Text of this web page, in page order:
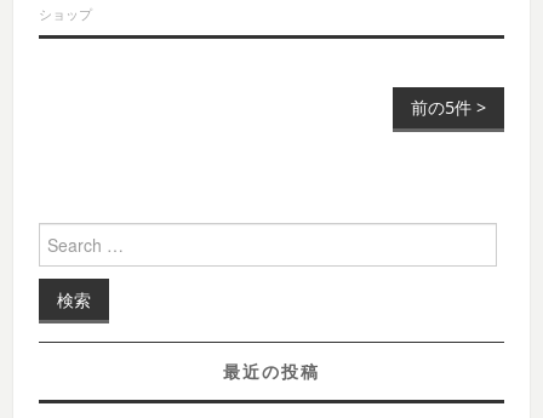
ショップ
前の5件 >
Search for:
最近の投稿